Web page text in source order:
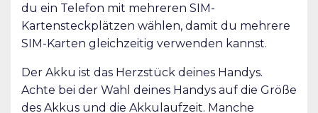
du ein Telefon mit mehreren SIM-
Kartensteckplätzen wählen, damit du mehrere
SIM-Karten gleichzeitig verwenden kannst.
Der Akku ist das Herzstück deines Handys.
Achte bei der Wahl deines Handys auf die Größe
des Akkus und die Akkulaufzeit. Manche